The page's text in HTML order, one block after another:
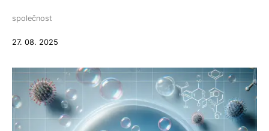
společnost
27. 08. 2025